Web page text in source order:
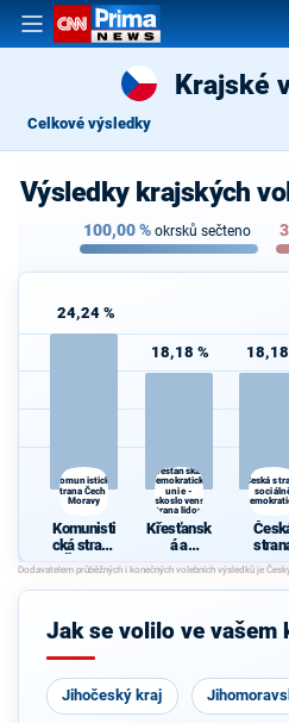
Krajské
Celkové výsledky
Výsledky krajských
100,00% okrsků sečteno
24,24 %
Komunistická
strana Čech a
Moravy
Komunisti
cká strana
Čech a
Moravy
18,18 %
Křesťanská a
demokratická
unie -
Československá
strana lidová
Křesťansk
á a
demokrati
cká unie -
Českoslov
strana
18,18
Česká
cká
Jak se volilo ve vašem
Jihočeský kraj